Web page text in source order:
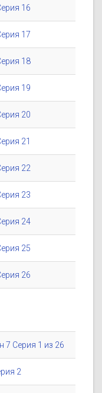
16
17
18
19
20
21
22
23
24
25
26
7 Серия 1 из 26
2